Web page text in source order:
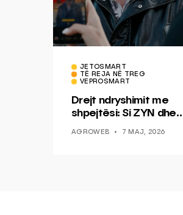
JETOSMART
TË REJA NË TREG
VEPROSMART
Drejt ndryshimit me
shpejtësi: Si ZYN dhe
epokë të re pa tym
AGROWEB 7 MAJ, 2026